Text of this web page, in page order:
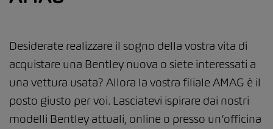
Desiderate realizzare il sogno della vostra vita di
acquistare una Bentley nuova o siete interessati a
una vettura usata? Allora la vostra filiale AMAG è il
posto giusto per voi. Lasciatevi ispirare dai nostri
modelli Bentley attuali, online o presso un’officina